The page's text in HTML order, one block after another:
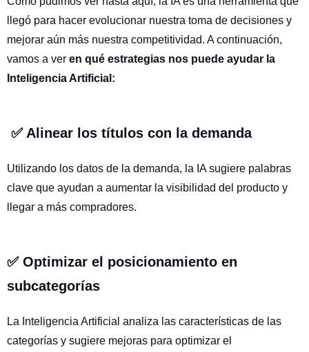
llegó para hacer evolucionar nuestra toma de decisiones y
mejorar aún más nuestra competitividad. A continuación,
vamos a ver en qué estrategias nos puede ayudar la
Inteligencia Artificial:
✅ Alinear los títulos con la demanda
Utilizando los datos de la demanda, la IA sugiere palabras
clave que ayudan a aumentar la visibilidad del producto y
llegar a más compradores.
✅ Optimizar el posicionamiento en
subcategorías
La Inteligencia Artificial analiza las características de las
categorías y sugiere mejoras para optimizar el